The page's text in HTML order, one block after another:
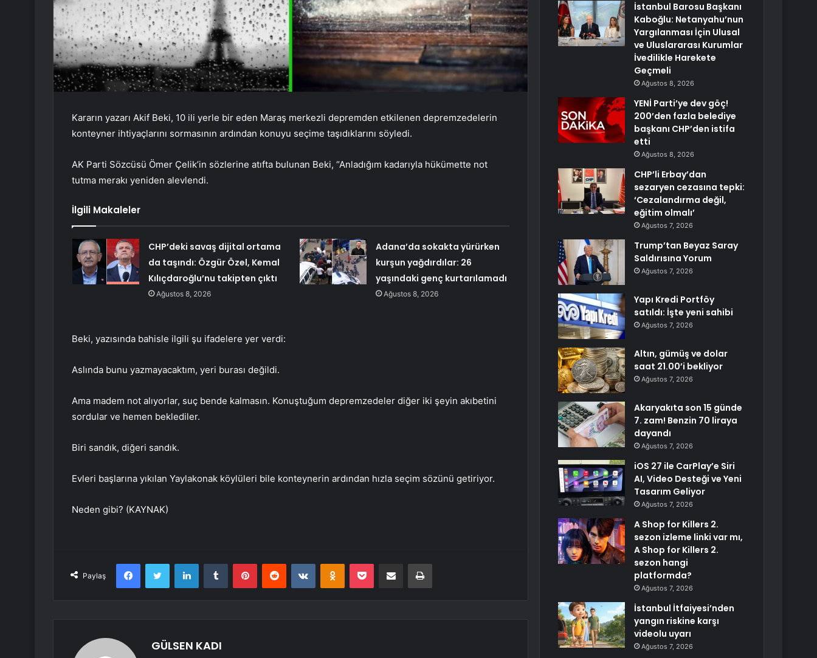
Kararın yazarı Akif Beki, 10 ili yerle bir eden Maraş merkezli depremden etkilenen depremzedelerin
konteyner ihtiyaçlarını sormasının ardından konuyu seçime taşıdıklarını söyledi.
AK Parti Sözcüsü Ömer Çelik’in sözlerine atıfta bulunan Beki, “Anladığım kadarıyla hükümette not
tutma merakı yeniden alevlendi.
İlgili Makaleler
CHP’deki savaş dijital ortama
da taşındı: Özgür Özel, Kemal
Kılıçdaroğlu’nu takipten çıktı
Ağustos 8, 2026
Adana’da sokakta yürürken
kurşun yağdırdılar: 26
yaşındaki genç kurtarılamadı
Ağustos 8, 2026
Beki, yazısında bahisle ilgili şu ifadelere yer verdi:
Aslında bunu yazmayacaktım, yeri burası değildi.
Ama madem not alıyorlar, suç bende kalmasın. Konuştuğum depremzedeler diğer iki şeyin akıbetini
sordular ve hemen beklediler.
Biri sandık, diğeri sandık.
Evleri başlarına yıkılan Yaylakonak köylüleri bile konteynerin ardından hızla seçim sözünü getiriyor.
Neden gibi? (KAYNAK)
Paylaş
FacebookTwitter LinkedInTumblr PinterestReddit VKontakteOdnoklassniki
Pocket E-Posta ile paylaş Yazdır
GÜLSEN KADI
İstanbul Barosu Başkanı
Kaboğlu: Netanyahu’nun
Yargılanması İçin Ulusal
ve Uluslararası Kurumlar
İvedilikle Harekete
Geçmeli
Ağustos 8, 2026
YENİ Parti’ye dev göç!
200’den fazla belediye
başkanı CHP’den istifa
etti
Ağustos 8, 2026
CHP’li Erbay’dan
sezaryen cezasına tepki:
‘Cezalandırma değil,
eğitim olmalı’
Ağustos 7, 2026
Trump’tan Beyaz Saray
Saldırısına Yorum
Ağustos 7, 2026
Yapı Kredi Portföy
satıldı: İşte yeni sahibi
Ağustos 7, 2026
Altın, gümüş ve dolar
saat 21.00’i bekliyor
Ağustos 7, 2026
Akaryakıta son 15 günde
7. zam! Benzin 70 liraya
dayandı
Ağustos 7, 2026
iOS 27 ile CarPlay’e Siri
AI, Video Desteği ve Yeni
Tasarım Geliyor
Ağustos 7, 2026
A Shop for Killers 2.
sezon izleme linki var mı,
A Shop for Killers 2.
sezon hangi
platformda?
Ağustos 7, 2026
İstanbul İtfaiyesi’nden
yangın riskine karşı
videolu uyarı
Ağustos 7, 2026